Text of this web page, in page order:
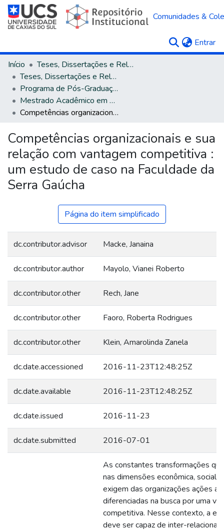
Comunidades &
Entrar
Início
Teses, Dissertações e Relatórios
Teses, Dissertações e Relatórios defendidos na UCS
Programa de Pós-Graduação em Administração
Mestrado Acadêmico em Administração
Competências organizacionais e sua relação com vantagem competitiva : um estudo de caso na Faculdade da Serra Gaúcha
Competências organizacionais e sua
relação com vantagem competitiva :
um estudo de caso na Faculdade da
Serra Gaúcha
Página do item simplificado
dc.contributor.advisor Macke, Janaina
dc.contributor.author Mayolo, Vianei Roberto
dc.contributor.other Rech, Jane
dc.contributor.other Faoro, Roberta Rodrigues
dc.contributor.other Klein, Amarolinda Zanela
dc.date.accessioned 2016-11-23T12:48:25Z
dc.date.available 2016-11-23T12:48:25Z
dc.date.issued 2016-11-23
dc.date.submitted 2016-07-01
As constantes transformações
nas dimensões econômica, social
exigem das organizações ações
diferenciadas na busca por uma
competitiva. Nesse contexto, a
deve ser capaz de inter-relacionar